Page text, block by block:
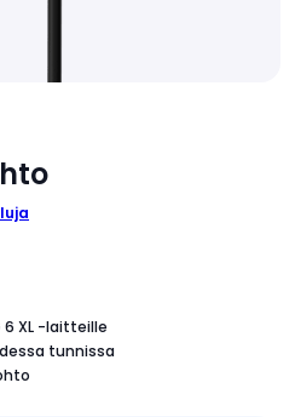
6 XL -laitteille
tunnissa